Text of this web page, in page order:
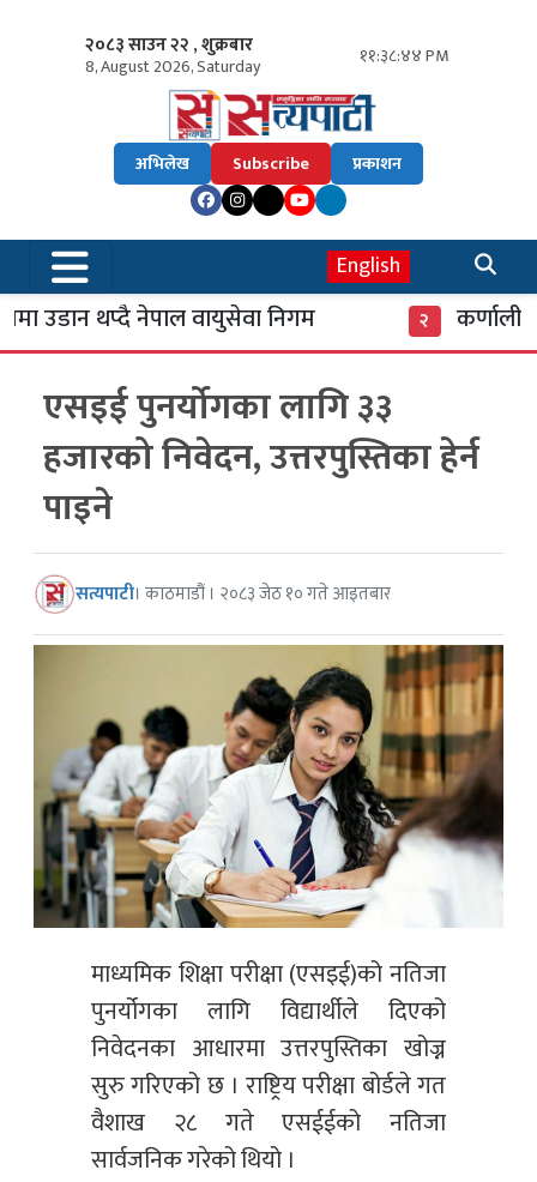
२०८३ साउन २२ , शुक्रबार
8, August 2026, Saturday ११:३८:४४ PM
अभिलेख Subscribe प्रकाशन
English
उडान थप्दै नेपाल वायुसेवा निगम कर्णाली
एसइई पुनर्योगका लागि ३३
हजारको निवेदन, उत्तरपुस्तिका हेर्न
पाइने
सत्यपाटी। काठमाडौं । २०८३ जेठ १० गते आइतबार
माध्यमिक शिक्षा परीक्षा (एसइई)को नतिजा
पुनर्योगका लागि विद्यार्थीले दिएको
निवेदनका आधारमा उत्तरपुस्तिका खोज्न
सुरु गरिएको छ । राष्ट्रिय परीक्षा बोर्डले गत
वैशाख २८ गते एसईईको नतिजा
सार्वजनिक गरेको थियो ।